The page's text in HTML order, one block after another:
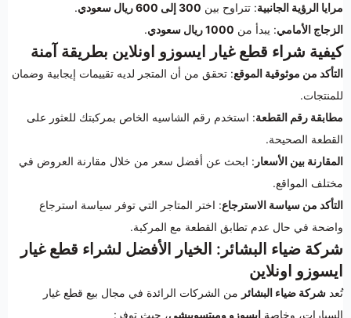
مرايا الرؤية الجانبية: تتراوح بين 300 إلى 600 ريال سعودي
.
الزجاج الأمامي: يبدأ من 1000 ريال سعودي .
كيفية شراء قطع غيار ايسوزو اونلاين بطريقة آمنة
التأكد من موثوقية الموقع: تحقق من أن المتجر لديه تقييمات إيجابية وضمان
للمنتجات.
مطابقة رقم القطعة: استخدم رقم الشاسيه الخاص بمركبتك للعثور على
القطعة الصحيحة.
المقارنة بين الأسعار : ابحث عن أفضل سعر من خلال مقارنة العروض في
مختلف المواقع.
التأكد من سياسة الاسترجاع: اختر المتاجر التي توفر سياسة استرجاع
واضحة في حال عدم تطابق القطعة مع المركبة.
شركة ضياء البشائر: الخيار الأفضل لشراء قطع غيار
ايسوزو اونلاين
تُعد شركة ضياء البشائر من الشركات الرائدة في مجال بيع قطع غيار
السيارات، وخاصة إيسوزو وميتسوبيشي، حيث توفر: